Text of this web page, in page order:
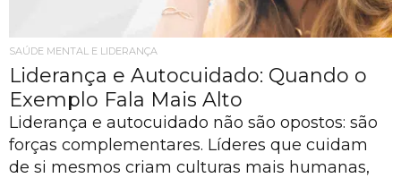
SAÚDE MENTAL E LIDERANÇA
Liderança e Autocuidado: Quando o
Exemplo Fala Mais Alto
Liderança e autocuidado não são opostos: são
forças complementares. Líderes que cuidam
de si mesmos criam culturas mais humanas,